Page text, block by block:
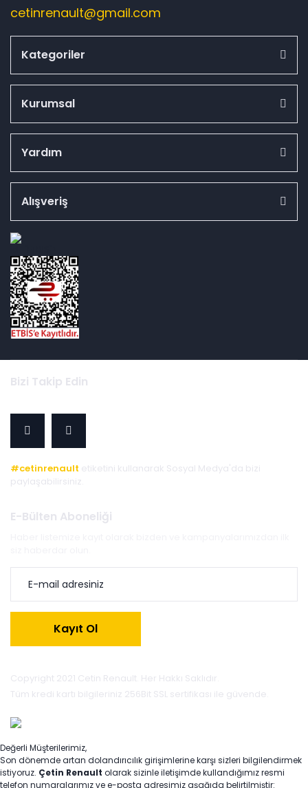
cetinrenault@gmail.com
Kategoriler
Kurumsal
Yardım
Alışveriş
Bizi Takip Edin
#cetinrenault etiketini kullanarak Sosyal Medya'da bizi
paylaşabilirsiniz.
E-Bülten Aboneliği
Kayıt Ol
Copyright 2021 Cetin Renault. Her Hakkı Saklıdır.
Tüm kredi kartı bilgileriniz 256Bit SSL sertifikası ile güvende.
Değerli Müşterilerimiz,
Son dönemde artan dolandırıcılık girişimlerine karşı sizleri bilgilendirmek
istiyoruz. Çetin Renault olarak sizinle iletişimde kullandığımız resmi
telefon numaralarımız ve e-posta adresimiz aşağıda belirtilmiştir: